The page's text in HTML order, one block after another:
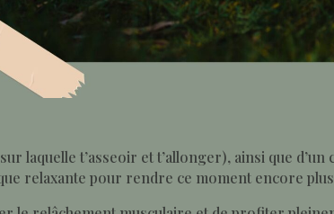
laquelle t’asseoir et t’allonger), ainsi que d’un
relaxante pour rendre ce moment encore